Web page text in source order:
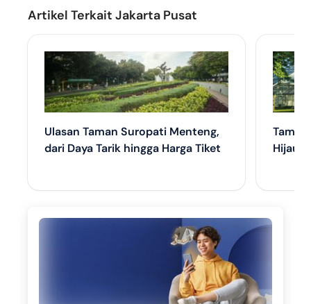
Artikel Terkait Jakarta Pusat
Ulasan Taman Suropati Menteng,
dari Daya Tarik hingga Harga Tiket
Hijau